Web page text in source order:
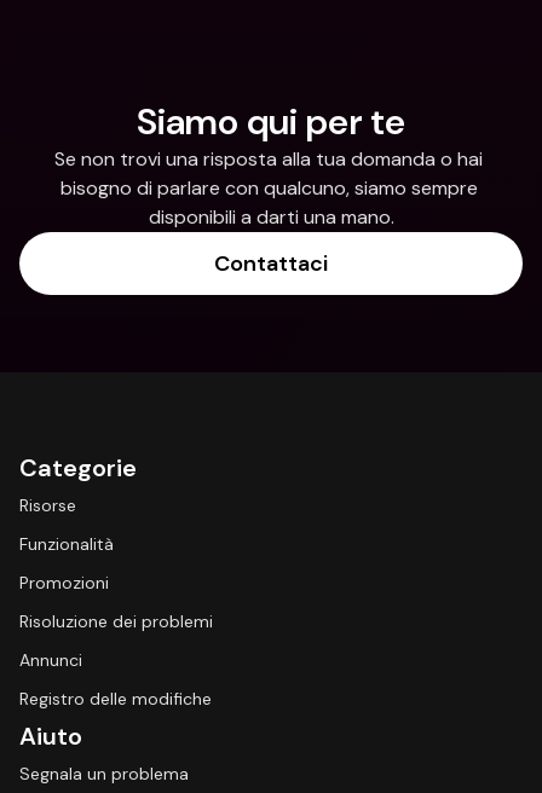
Siamo qui per te
Se non trovi una risposta alla tua domanda o hai
bisogno di parlare con qualcuno, siamo sempre
disponibili a darti una mano.
Contattaci
Categorie
Risorse
Funzionalità
Promozioni
Risoluzione dei problemi
Annunci
Registro delle modifiche
Aiuto
Segnala un problema